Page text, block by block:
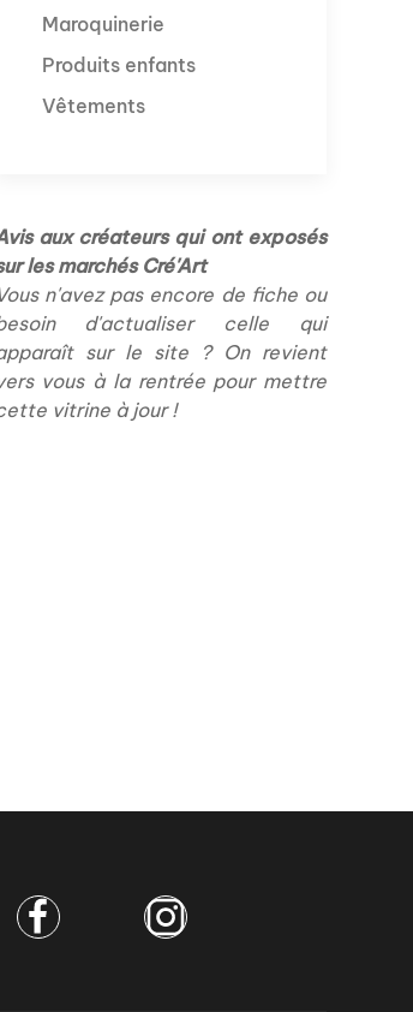
Maroquinerie
Produits enfants
Vêtements
aux créateurs qui ont exposés
les marchés Cré'Art
n'avez pas encore de fiche ou
d'actualiser celle qui
sur le site ? On revient
vous à la rentrée pour mettre
vitrine à jour !